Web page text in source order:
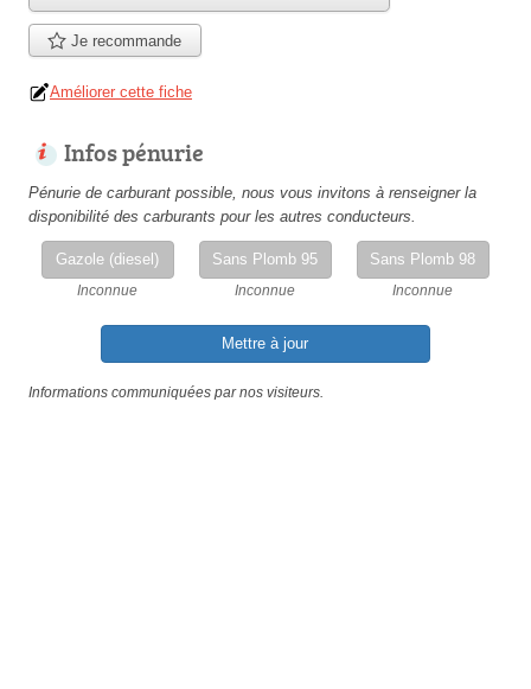
Je recommande
Améliorer cette fiche
Infos pénurie
Pénurie de carburant possible, nous vous invitons à renseigner la
disponibilité des carburants pour les autres conducteurs.
Gazole (diesel)
Inconnue
Sans Plomb 95
Inconnue
Sans Plomb 98
Inconnue
Mettre à jour
Informations communiquées par nos visiteurs.